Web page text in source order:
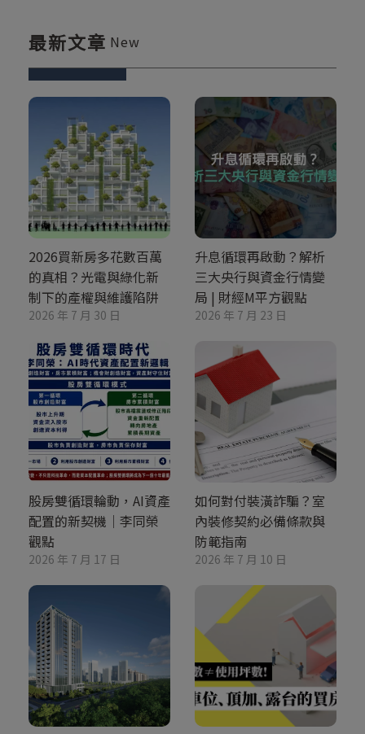
最新文章 New
2026買新房多花數百萬
的真相？光電與綠化新
制下的產權與維護陷阱
2026 年 7 月 30 日
升息循環再啟動？解析
三大央行與資金行情變
局 | 財經M平方觀點
2026 年 7 月 23 日
股房雙循環輪動，AI資產
配置的新契機｜李同榮
觀點
2026 年 7 月 17 日
如何對付裝潢詐騙？室
內裝修契約必備條款與
防範指南
2026 年 7 月 10 日